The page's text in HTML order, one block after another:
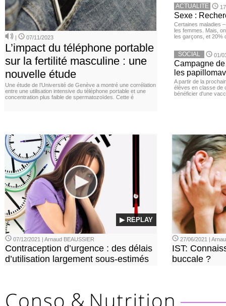
| 07/11/2023
L’impact du téléphone portable
sur la fertilité masculine : une
nouvelle étude
Une étude de l’Université de Genève a montré une corrélation
entre une utilisation intensive du téléphone portable et une
concentration plus faible de spermatozoïdes. Cette é
ACTUALITE
Sexe :
Certaines maladies
les femmes. Mais,
les garçons, et 20%
SOCIAL 01/
Campagne
les
A partir de la
élèves en classe de
bénéficier d'une
▶ REPLAY
07/12/2021 | Arnaud BEAUSSIER
Contraception d’urgence : des délais
d’utilisation largement sous-estimés
27/06/2021 |
IST:
buccale ?